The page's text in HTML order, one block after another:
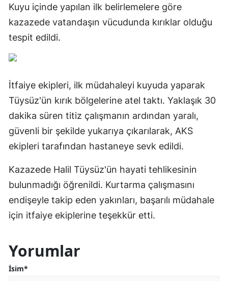
Kuyu içinde yapılan ilk belirlemelere göre
kazazede vatandaşın vücudunda kırıklar olduğu
tespit edildi.
İtfaiye ekipleri, ilk müdahaleyi kuyuda yaparak
Tüysüz'ün kırık bölgelerine atel taktı. Yaklaşık 30
dakika süren titiz çalışmanın ardından yaralı,
güvenli bir şekilde yukarıya çıkarılarak, AKS
ekipleri tarafından hastaneye sevk edildi.
Kazazede Halil Tüysüz'ün hayati tehlikesinin
bulunmadığı öğrenildi. Kurtarma çalışmasını
endişeyle takip eden yakınları, başarılı müdahale
için itfaiye ekiplerine teşekkür etti.
Yorumlar
İsim*